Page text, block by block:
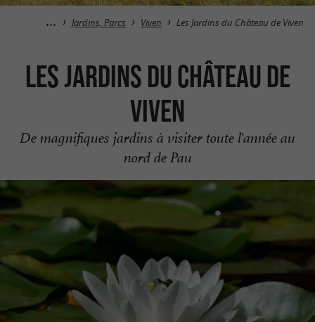
Jardins, Parcs Viven Les Jardins du Château de Viven
Les Jardins du Château de
Viven
De magnifiques jardins à visiter toute l'année au
nord de Pau